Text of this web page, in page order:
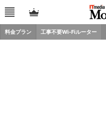
料金プラン 工事不要Wi-Fiルーター